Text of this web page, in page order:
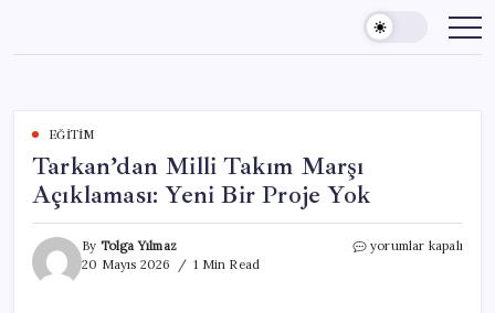
content
EĞITIM
Tarkan’dan Milli Takım Marşı
Açıklaması: Yeni Bir Proje Yok
By Tolga Yılmaz
20 Mayıs 2026
1 Min Read
Tarkan’dan
yorumlar kapalı